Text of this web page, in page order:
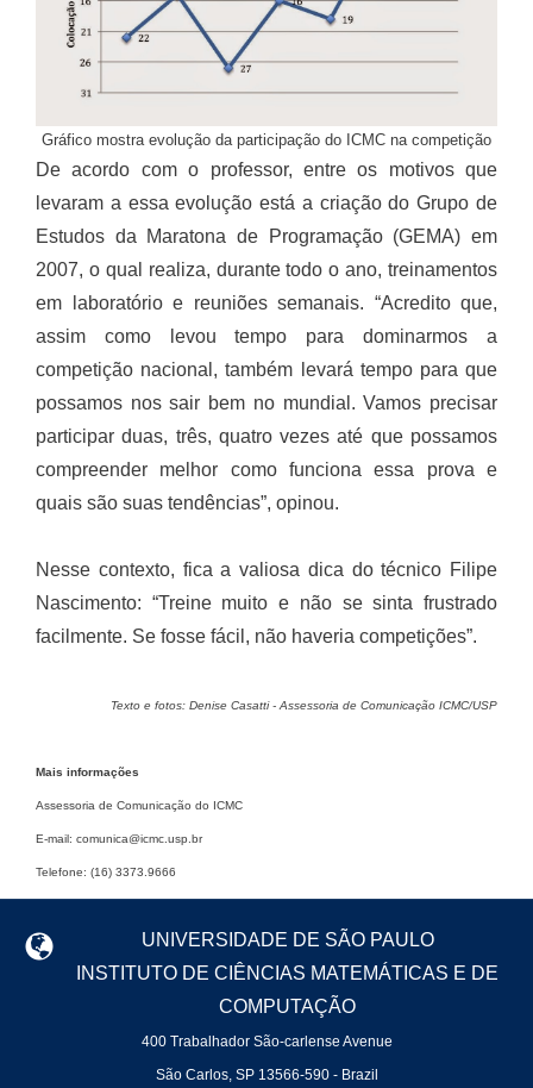
Gráfico mostra evolução da participação do ICMC na competição
De acordo com o professor, entre os motivos que
levaram a essa evolução está a criação do Grupo de
Estudos da Maratona de Programação (GEMA) em
2007, o qual realiza, durante todo o ano, treinamentos
em laboratório e reuniões semanais. “Acredito que,
assim como levou tempo para dominarmos a
competição nacional, também levará tempo para que
possamos nos sair bem no mundial. Vamos precisar
participar duas, três, quatro vezes até que possamos
compreender melhor como funciona essa prova e
quais são suas tendências”, opinou.
Nesse contexto, fica a valiosa dica do técnico Filipe
Nascimento: “Treine muito e não se sinta frustrado
facilmente. Se fosse fácil, não haveria competições”.
Texto e fotos: Denise Casatti - Assessoria de Comunicação ICMC/USP
Mais informações
Assessoria de Comunicação do ICMC
E-mail: comunica@icmc.usp.br
Telefone: (16) 3373.9666
UNIVERSIDADE DE SÃO PAULO
INSTITUTO DE CIÊNCIAS MATEMÁTICAS E DE
COMPUTAÇÃO
400 Trabalhador São-carlense Avenue
São Carlos, SP 13566-590 - Brazil